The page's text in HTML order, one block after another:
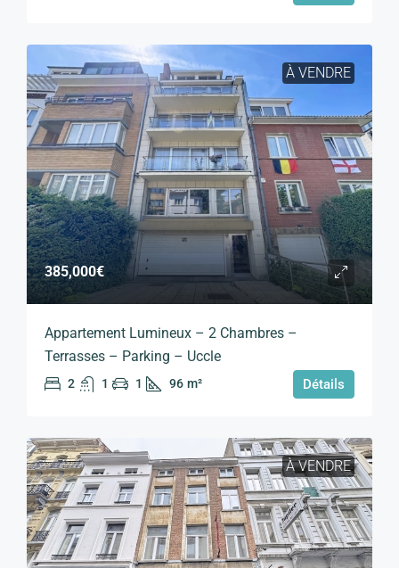
À VENDRE
385,000€
Appartement Lumineux – 2 Chambres –
Terrasses – Parking – Uccle
2 1 1 96 m² Détails
À VENDRE